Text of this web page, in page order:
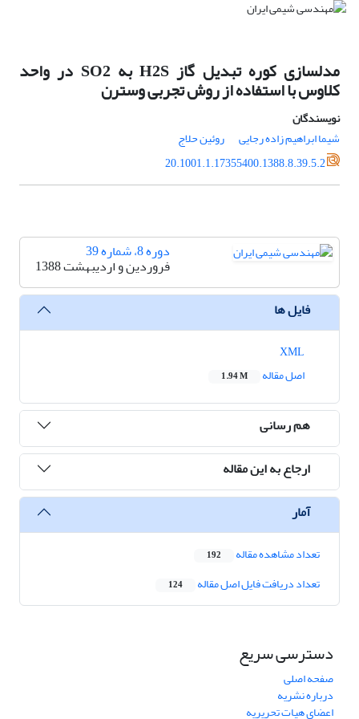
مدلسازی کوره تبدیل گاز H2S به SO2 در واحد
کلاوس با استفاده از روش تجربی وسترن
نویسندگان
شیما ابراهیم زاده رجایی
روئین حلاج
20.1001.1.17355400.1388.8.39.5.2
دوره 8، شماره 39
فروردین و اردیبهشت 1388
فایل ها
اصل مقاله
1.94 M
هم رسانی
ارجاع به این مقاله
آمار
تعداد مشاهده مقاله 192
تعداد دریافت فایل اصل مقاله 124
دسترسی سریع
صفحه اصلی
درباره نشریه
اعضای هیات تحریریه